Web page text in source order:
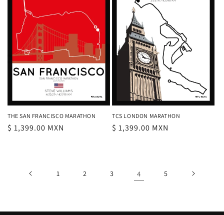
THE SAN FRANCISCO MARATHON
Precio
$ 1,399.00 MXN
TCS LONDON MARATHON
Precio
$ 1,399.00 MXN
1 2 3 4 5